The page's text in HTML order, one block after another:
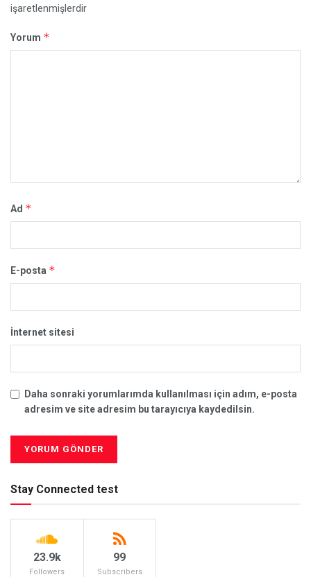
işaretlenmişlerdir
Yorum *
Ad *
E-posta *
İnternet sitesi
Daha sonraki yorumlarımda kullanılması için adım, e-posta
adresim ve site adresim bu tarayıcıya kaydedilsin.
Stay Connected test
23.9k
Followers
99
Subscribers